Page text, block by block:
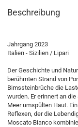
Beschreibung
Jahrgang 2023
Italien - Sizilien / Lipari
Der Geschichte und
berühmten Strand von
Bimssteinbrüche die
wurden. Er erinnert an
Meer umspülten Haut.
Reflexen, der die
Moscato Bianco